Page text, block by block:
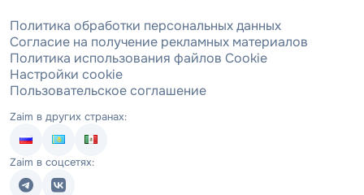
Политика обработки персональных данных
Согласие на получение рекламных материалов
Политика использования файлов Cookie
Настройки cookie
Пользовательское соглашение
Zaim в других странах:
Zaim в соцсетях: